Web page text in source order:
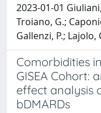
2023-01-01
Troiano, G.;
Gallenzi, P.; Lajolo,
Comorbidities
GISEA Cohort:
effect analysis
bDMARDs